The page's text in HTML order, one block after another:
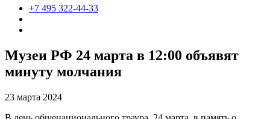
+7 495 322-44-33
Музеи РФ 24 марта в 12:00 объявят
минуту молчания
23 марта 2024